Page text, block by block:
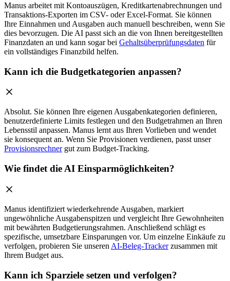
Manus arbeitet mit Kontoauszügen, Kreditkartenabrechnungen und
Transaktions-Exporten im CSV- oder Excel-Format. Sie können
Ihre Einnahmen und Ausgaben auch manuell beschreiben, wenn Sie
dies bevorzugen. Die AI passt sich an die von Ihnen bereitgestellten
Finanzdaten an und kann sogar bei Gehaltsüberprüfungsdaten für
ein vollständiges Finanzbild helfen.
Kann ich die Budgetkategorien anpassen?
Absolut. Sie können Ihre eigenen Ausgabenkategorien definieren,
benutzerdefinierte Limits festlegen und den Budgetrahmen an Ihren
Lebensstil anpassen. Manus lernt aus Ihren Vorlieben und wendet
sie konsequent an. Wenn Sie Provisionen verdienen, passt unser
Provisionsrechnergut zum Budget-Tracking.
Wie findet die AI Einsparmöglichkeiten?
Manus identifiziert wiederkehrende Ausgaben, markiert
ungewöhnliche Ausgabenspitzen und vergleicht Ihre Gewohnheiten
mit bewährten Budgetierungsrahmen. Anschließend schlägt es
spezifische, umsetzbare Einsparungen vor. Um einzelne Einkäufe zu
verfolgen, probieren Sie unseren AI-Beleg-Trackerzusammen mit
Ihrem Budget aus.
Kann ich Sparziele setzen und verfolgen?